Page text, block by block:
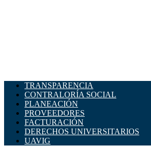
TRANSPARENCIA
CONTRALORÍA SOCIAL
PLANEACIÓN
PROVEEDORES
FACTURACIÓN
DERECHOS UNIVERSITARIOS
UAVIG